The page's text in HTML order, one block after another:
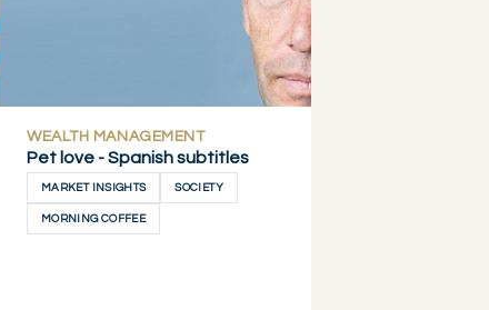
WEALTH MANAGEMENT
Pet love - Spanish subtitles
MARKET INSIGHTS SOCIETY
MORNING COFFEE